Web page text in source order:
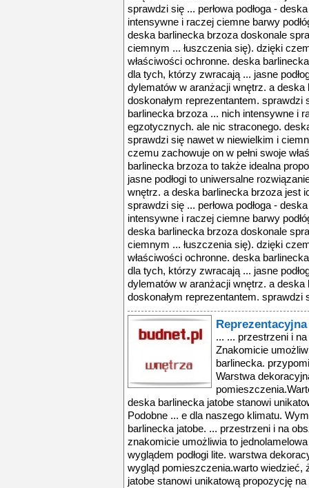
sprawdzi się ... perłowa podłoga -
intensywne i raczej ciemne barwy
deska barlinecka brzoza doskonale
ciemnym ... łuszczenia się). dzięki
właściwości ochronne. deska
dla tych, którzy zwracają ... jasne
dylematów w aranżacji wnętrz. a
doskonałym reprezentantem. sprawdzi
barlinecka brzoza ... nich intensywne i
egzotycznych. ale nic straconego.
sprawdzi się nawet w niewielkim i
czemu zachowuje on w pełni swoje
barlinecka brzoza to także idealna
jasne podłogi to uniwersalne
wnętrz. a deska barlinecka brzoza jest
sprawdzi się ... perłowa podłoga -
intensywne i raczej ciemne barwy
deska barlinecka brzoza doskonale
ciemnym ... łuszczenia się). dzięki
właściwości ochronne. deska
dla tych, którzy zwracają ... jasne
dylematów w aranżacji wnętrz. a
doskonałym reprezentantem. sprawdzi
... ... przestrzeni i
Znakomicie
barlinecka.
Warstwa
deska barlinecka jatobe stanowi
Podobne ... e dla naszego klimatu.
barlinecka jatobe. ... przestrzeni i na
znakomicie umożliwia to
wyglądem podłogi lite. warstwa
wygląd pomieszczenia.warto wiedzieć,
jatobe stanowi unikatową propozycję